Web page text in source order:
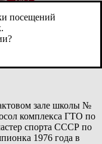
зале школы №
комплекса ГТО по
спорта СССР по
1976 года в
посещений